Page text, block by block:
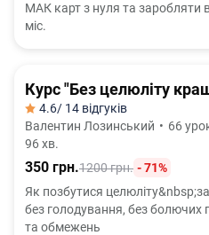
МАК карт з нуля та заробляти
міс.
Курс "Без целюліту
4.6/ 14 відгуків
Валентин Лозинський • 66
96 хв.
350 грн.1200 грн. - 71%
Як позбутися
без голодування, без болючих
та обмежень